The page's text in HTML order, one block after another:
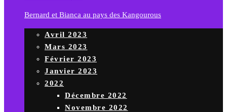
Bernard et Bianca au pays des Kangourous
Avril 2023
Mars 2023
Février 2023
Janvier 2023
2022
Décembre 2022
Novembre 2022